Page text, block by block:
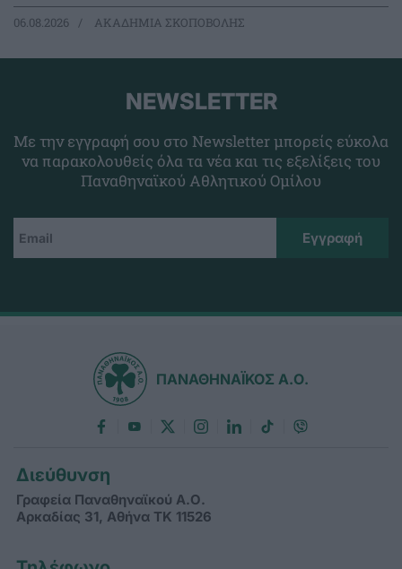
06.08.2026 ΑΚΑΔΗΜΙΑ ΣΚΟΠΟΒΟΛΗΣ
NEWSLETTER
Με την εγγραφή σου στο Newsletter μπορείς εύκολα
να παρακολουθείς όλα τα νέα και τις εξελίξεις του
Παναθηναϊκού Αθλητικού Ομίλου
ΠΑΝΑΘΗΝΑΪΚΟΣ Α.Ο.
Διεύθυνση
Γραφεία Παναθηναϊκού Α.Ο.
Αρκαδίας 31, Αθήνα ΤΚ 11526